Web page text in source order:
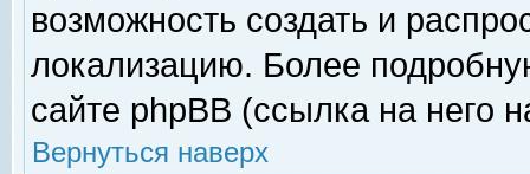
возможность создать и
локализацию. Более
сайте phpBB (ссылка на него
Вернуться наверх